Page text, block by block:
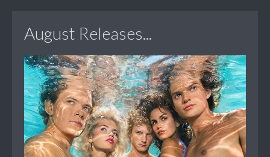
August Releases...